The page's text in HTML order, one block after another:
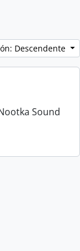
Descendente
Sound